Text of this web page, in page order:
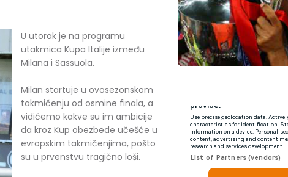
U utorak je na programu
utakmica Kupa Italije između
Milana i Sassuola.
Milan startuje u ovosezonskom
takmičenju od osmine finala, a
vidićemo kakve su im ambicije
da kroz Kup obezbede učešće u
evropskim takmičenjima, pošto
su u prvenstvu tragično loši.